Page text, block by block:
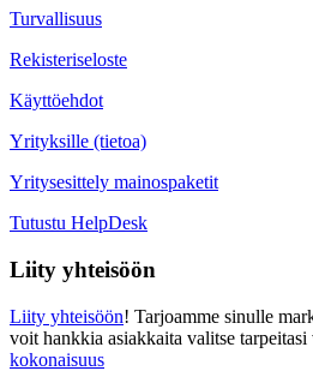
Turvallisuus
Rekisteriseloste
Käyttöehdot
Yrityksille (tietoa)
Yritysesittely mainospaketit
Tutustu HelpDesk
Liity yhteisöön
Liity yhteisöön! Tarjoamme sinulle
voit hankkia asiakkaita valitse tarpeitasi
kokonaisuus